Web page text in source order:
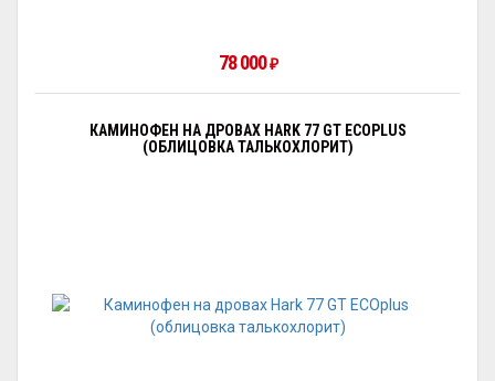
78 000 ₽
КАМИНОФЕН НА ДРОВАХ HARK 77 GT ECOPLUS
(ОБЛИЦОВКА ТАЛЬКОХЛОРИТ)